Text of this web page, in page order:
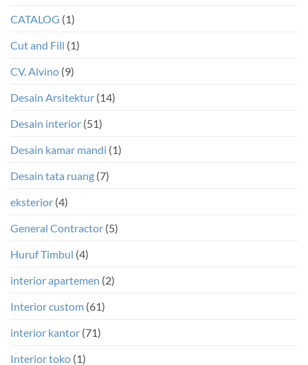
CATALOG (1)
Cut and Fill (1)
CV. Alvino (9)
Desain Arsitektur (14)
Desain interior (51)
Desain kamar mandi (1)
Desain tata ruang (7)
eksterior (4)
General Contractor (5)
Huruf Timbul (4)
interior apartemen (2)
Interior custom (61)
interior kantor (71)
Interior toko (1)